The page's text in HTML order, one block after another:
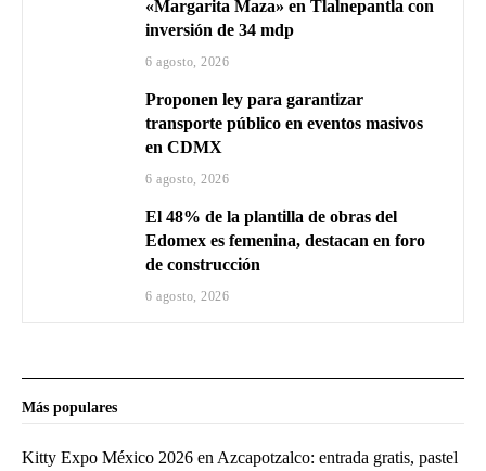
«Margarita Maza» en Tlalnepantla con
inversión de 34 mdp
6 agosto, 2026
Proponen ley para garantizar
transporte público en eventos masivos
en CDMX
6 agosto, 2026
El 48% de la plantilla de obras del
Edomex es femenina, destacan en foro
de construcción
6 agosto, 2026
Más populares
Kitty Expo México 2026 en Azcapotzalco: entrada gratis, pastel